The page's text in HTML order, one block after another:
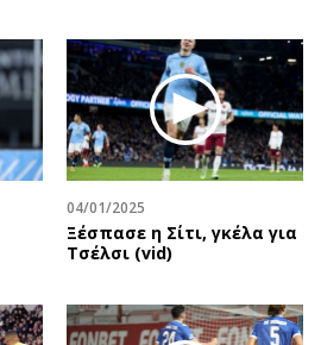
04/01/2025
Ξέσπασε η Σίτι, γκέλα για
Τσέλσι (vid)